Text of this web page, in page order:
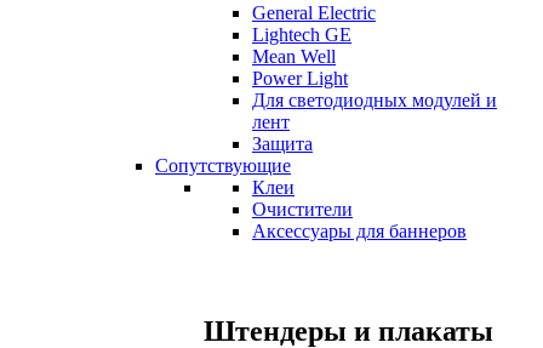
General Electric
Lightech GE
Mean Well
Power Light
Для светодиодных модулей и
лент
Защита
Сопутствующие
Клеи
Очистители
Аксессуары для баннеров
Штендеры и плакаты